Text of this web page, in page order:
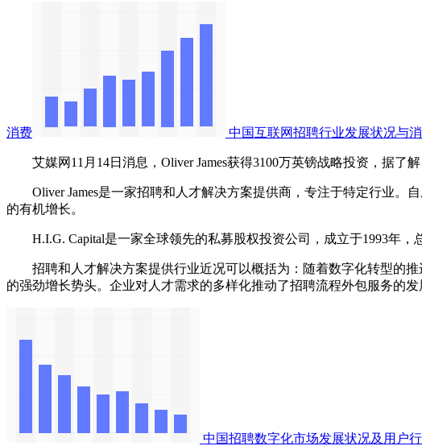
消费 中国互联网招聘行业发展状况与
艾媒网11月14日消息，Oliver James获得3100万英镑战略投资，据了解
Oliver James是一家招聘和人才解决方案提供商，专注于特定行业。
的有机增长。
‌H.I.G. Capital‌是一家全球领先的私募股权投资公司，成立于1993年，
招聘和人才解决方案提供行业近况可以概括为：随着数字化转型的推
的强劲增长势头。企业对人才需求的多样化推动了招聘流程外包服务的
中国招聘数字化市场发展状况及用户